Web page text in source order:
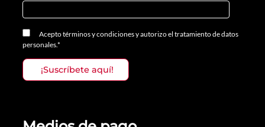
Aceptotérminos y condicionesyautorizo el tratamiento de datos
personales.*